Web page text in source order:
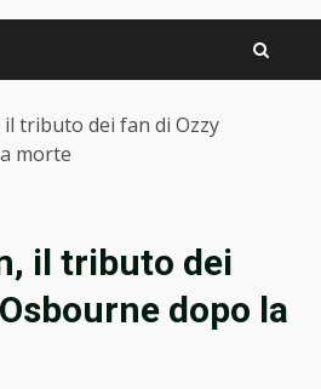
tributo dei fan di Ozzy
morte
il tributo dei
dopo la